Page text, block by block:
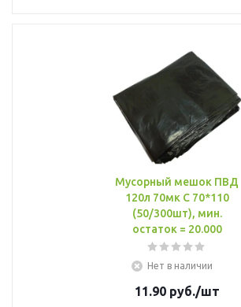
Мусорный мешок ПВД
120л 70мк С 70*110
(50/300шт), мин.
остаток = 20.000
Нет в наличии
11.90руб./шт